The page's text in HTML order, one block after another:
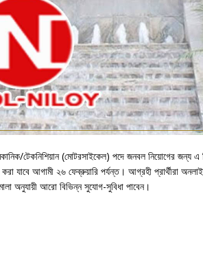
টেকনিশিয়ান (মোটরসাইকেল) পদে জনবল নিয়োগের জন্য এ
যাবে আগামী ২৬ ফেব্রুয়ারি পর্যন্ত। আগ্রহী প্রার্থীরা
অনুযায়ী আরো বিভিন্ন সুযোগ-সুবিধা পাবেন।